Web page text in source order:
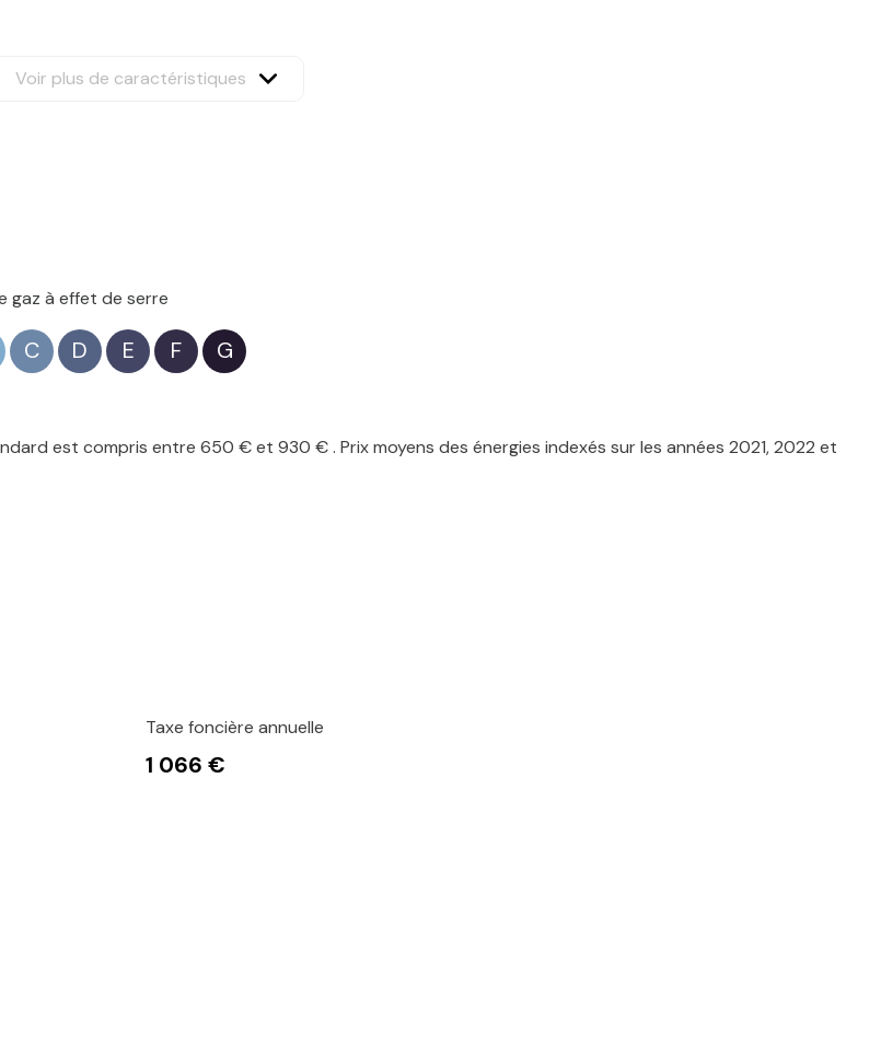
Voir plus de caractéristiques
gaz à effet de serre
C D E F G
est compris entre 650 € et 930 € . Prix moyens des énergies indexés sur les années 2021, 2022 et
Taxe foncière annuelle
1 066 €